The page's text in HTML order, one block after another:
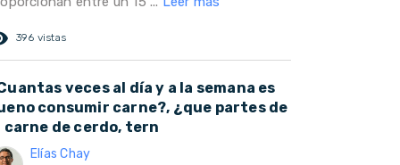
396 vistas
veces al día y a la semana es
consumir carne?, ¿que partes de
carne de cerdo, tern
Elías Chay